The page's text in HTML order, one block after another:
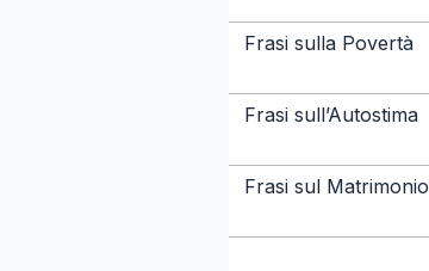
Frasi sulla Povertà
Frasi sull’Autostima
Frasi sul Matrimonio